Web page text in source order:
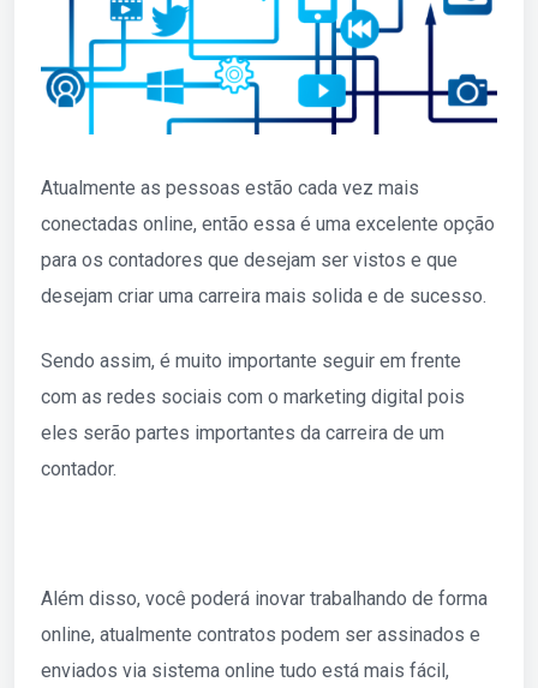
Atualmente as pessoas estão cada vez mais
conectadas online, então essa é uma excelente opção
para os contadores que desejam ser vistos e que
desejam criar uma carreira mais solida e de sucesso.
Sendo assim, é muito importante seguir em frente
com as redes sociais com o marketing digital pois
eles serão partes importantes da carreira de um
contador.
Além disso, você poderá inovar trabalhando de forma
online, atualmente contratos podem ser assinados e
enviados via sistema online tudo está mais fácil,